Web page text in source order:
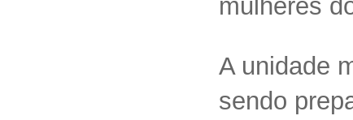
mulheres
A unidade
sendo